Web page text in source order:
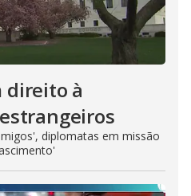
direito à
diplomatas em missão